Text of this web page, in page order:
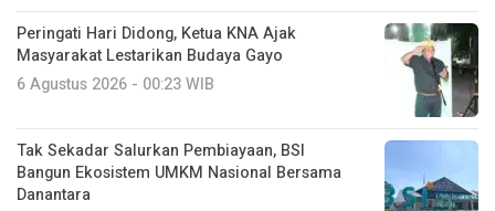
Peringati Hari Didong, Ketua KNA Ajak
Masyarakat Lestarikan Budaya Gayo
6 Agustus 2026 - 00:23 WIB
Tak Sekadar Salurkan Pembiayaan, BSI
Bangun Ekosistem UMKM Nasional Bersama
Danantara